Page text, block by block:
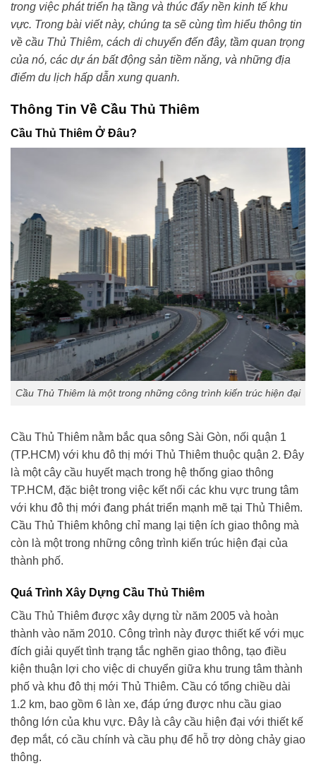
trong việc phát triển hạ tầng và thúc đẩy nền kinh tế khu
vực. Trong bài viết này, chúng ta sẽ cùng tìm hiểu thông tin
về cầu Thủ Thiêm, cách di chuyển đến đây, tầm quan trọng
của nó, các dự án bất động sản tiềm năng, và những địa
điểm du lịch hấp dẫn xung quanh.
Thông Tin Về Cầu Thủ Thiêm
Cầu Thủ Thiêm Ở Đâu?
Cầu Thủ Thiêm là một trong những công trình kiến trúc hiện đại
Cầu Thủ Thiêm nằm bắc qua sông Sài Gòn, nối quận 1
(TP.HCM) với khu đô thị mới Thủ Thiêm thuộc quận 2. Đây
là một cây cầu huyết mạch trong hệ thống giao thông
TP.HCM, đặc biệt trong việc kết nối các khu vực trung tâm
với khu đô thị mới đang phát triển mạnh mẽ tại Thủ Thiêm.
Cầu Thủ Thiêm không chỉ mang lại tiện ích giao thông mà
còn là một trong những công trình kiến trúc hiện đại của
thành phố.
Quá Trình Xây Dựng Cầu Thủ Thiêm
Cầu Thủ Thiêm được xây dựng từ năm 2005 và hoàn
thành vào năm 2010. Công trình này được thiết kế với mục
đích giải quyết tình trạng tắc nghẽn giao thông, tạo điều
kiện thuận lợi cho việc di chuyển giữa khu trung tâm thành
phố và khu đô thị mới Thủ Thiêm. Cầu có tổng chiều dài
1.2 km, bao gồm 6 làn xe, đáp ứng được nhu cầu giao
thông lớn của khu vực. Đây là cây cầu hiện đại với thiết kế
đẹp mắt, có cầu chính và cầu phụ để hỗ trợ dòng chảy giao
thông.